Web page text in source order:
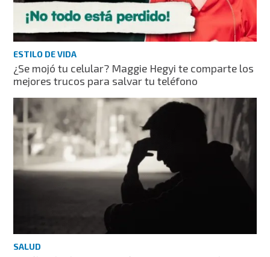
ESTILO DE VIDA
¿Se mojó tu celular? Maggie Hegyi te comparte los
mejores trucos para salvar tu teléfono
SALUD